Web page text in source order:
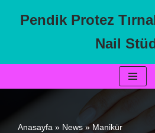
Pendik Protez
Nail
Anasayfa » News» Manikür